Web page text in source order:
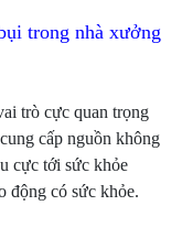
trong nhà xưởng
trò cực quan trọng
cấp nguồn không
cực tới sức khỏe
động có sức khỏe.